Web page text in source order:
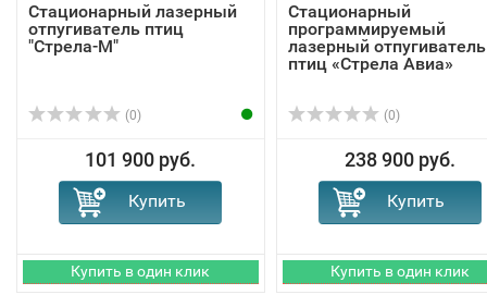
Стационарный лазерный
отпугиватель птиц
"Стрела-М"
(0)
101 900 руб.
Стационарный
программируемый
лазерный отпугиватель
птиц «Стрела Авиа»
(0)
238 900 руб.